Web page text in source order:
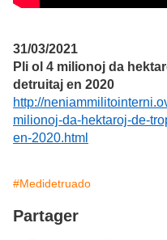
31/03/2021
Pli ol 4 milionoj da
detruitaj en 2020
http://
milionoj-da-hektaroj-de-
en-2020.html
#Medidetruado
Partager